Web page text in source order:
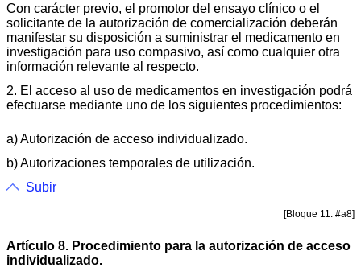
Con carácter previo, el promotor del ensayo clínico o el
solicitante de la autorización de comercialización deberán
manifestar su disposición a suministrar el medicamento en
investigación para uso compasivo, así como cualquier otra
información relevante al respecto.
2. El acceso al uso de medicamentos en investigación podrá
efectuarse mediante uno de los siguientes procedimientos:
a) Autorización de acceso individualizado.
b) Autorizaciones temporales de utilización.
Subir
[Bloque 11: #a8]
Artículo 8. Procedimiento para la autorización de acceso
individualizado.